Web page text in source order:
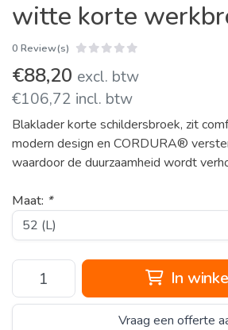
witte korte
0 Review(s)
€88,20 excl. btw
€106,72 incl. btw
Blaklader korte schildersbroek, zit
modern design en CORDURA®
waardoor de duurzaamheid wordt
Maat: *
In
Vraag een offerte